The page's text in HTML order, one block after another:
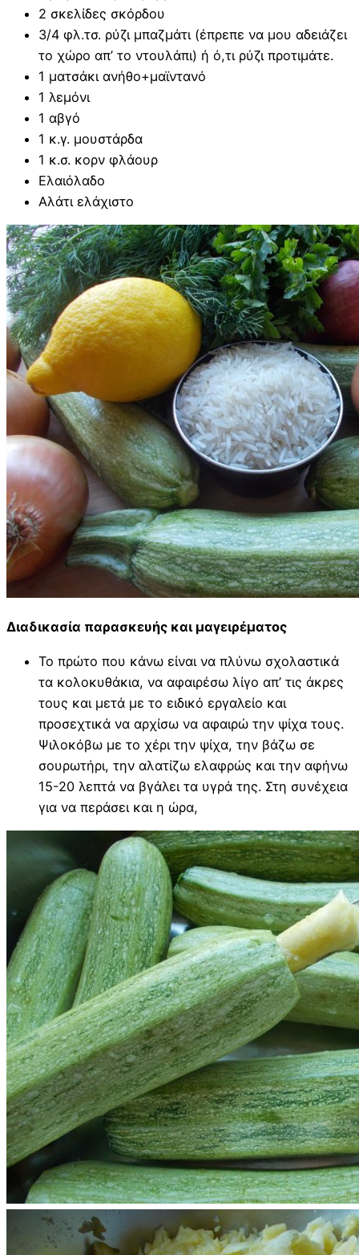
2 σκελίδες σκόρδου
3/4 φλ.τσ. ρύζι μπαζμάτι (έπρεπε να μου αδειάζει
το χώρο απ’ το ντουλάπι) ή ό,τι ρύζι προτιμάτε.
1 ματσάκι ανήθο+μαϊντανό
1 λεμόνι
1 αβγό
1 κ.γ. μουστάρδα
1 κ.σ. κορν φλάουρ
Ελαιόλαδο
Αλάτι ελάχιστο
Διαδικασία παρασκευής και μαγειρέματος
Το πρώτο που κάνω είναι να πλύνω σχολαστικά
τα κολοκυθάκια, να αφαιρέσω λίγο απ’ τις άκρες
τους και μετά με το ειδικό εργαλείο και
προσεχτικά να αρχίσω να αφαιρώ την ψίχα τους.
Ψιλοκόβω με το χέρι την ψίχα, την βάζω σε
σουρωτήρι, την αλατίζω ελαφρώς και την αφήνω
15-20 λεπτά να βγάλει τα υγρά της. Στη συνέχεια
για να περάσει και η ώρα,